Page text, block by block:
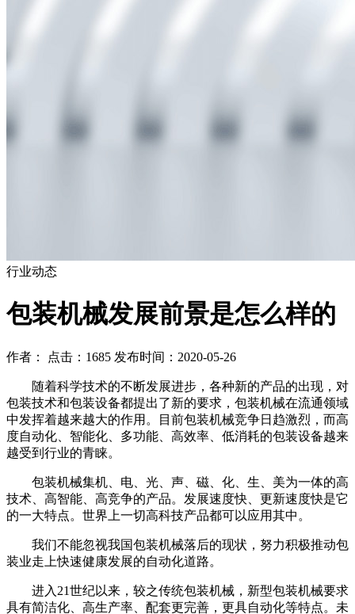
行业动态
包装机械发展前景是怎么样的
作者： 点击：1685 发布时间：2020-05-26
随着科学技术的不断发展进步，各种新的产品的出现，对
包装技术和包装设备都提出了新的要求，包装机械在流通领域
中发挥着越来越大的作用。目前包装机械竞争日趋激烈，而高
度自动化、智能化、多功能、高效率、低消耗的包装设备越来
越受到行业的青睐。
包装机械集机、电、光、声、磁、化、生、美为一体的高
技术、高智能、高竞争的产品。发展速度快、更新速度快是它
的一大特点。世界上一切高科技产品都可以应用其中。
我们不能忽视我国包装机械落后的现状，努力积极推动包
装业走上快速健康发展的自动化道路。
进入21世纪以来，较之传统包装机械，新型包装机械要求
具有简洁化、高生产率、配套更完善，更具自动化等特点。未